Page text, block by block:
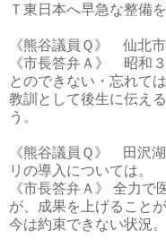
Ｔ東日本へ早急な整備
《熊谷議員Ｑ》 仙北
《市長答弁Ａ》 昭和
とのできない・忘れて
教訓として後生に伝え
う。
《熊谷議員Ｑ》 田沢
リの導入については。
《市長答弁Ａ》 全力で
が、成果を上げること
今は約束できない状況